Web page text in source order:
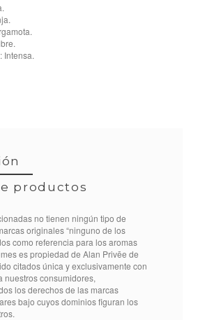
Intensa.
productos
no tienen ningún tipo de
originales “ninguno de los
como referencia para los aromas
es propiedad de Alan Privēe de
citados única y exclusivamente con
nuestros consumidores,
los derechos de las marcas
bajo cuyos dominios figuran los